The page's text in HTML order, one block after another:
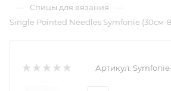
— Спицы для вязания —
Single Pointed Needles Symfonie (30см-
Артикул: